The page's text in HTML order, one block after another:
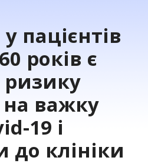
пацієнтів
років є
на важку
19 і
до клініки